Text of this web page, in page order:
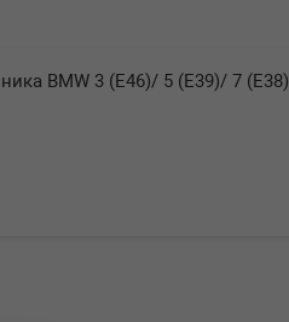
BMW 3 (E46)/ 5 (E39)/ 7 (E38)